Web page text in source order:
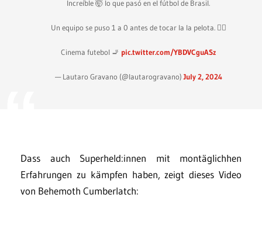
Increíble 🤯 lo que pasó en el fútbol de Brasil.
Un equipo se puso 1 a 0 antes de tocar la la pelota. 😵‍💫
Cinema futebol 🚬 pic.twitter.com/YBDVCguASz
— Lautaro Gravano (@lautarogravano)July 2, 2024
Dass auch Superheld:innen mit montäglichhen
Erfahrungen zu kämpfen haben, zeigt dieses Video
von Behemoth Cumberlatch: